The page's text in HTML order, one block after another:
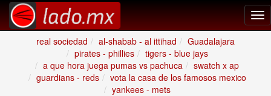
real sociedad
al-shabab - al ittihad
Guadalajara
pirates - phillies
tigers - blue jays
a que hora juega pumas vs pachuca
swatch x ap
guardians - reds
vota la casa de los famosos mexico
yankees - mets